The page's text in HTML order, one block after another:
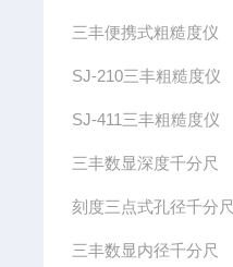
三丰便携式粗糙度仪
SJ-210三丰粗糙度仪
SJ-411三丰粗糙度仪
三丰数显深度千分尺
刻度三点式孔径千分尺
三丰数显内径千分尺